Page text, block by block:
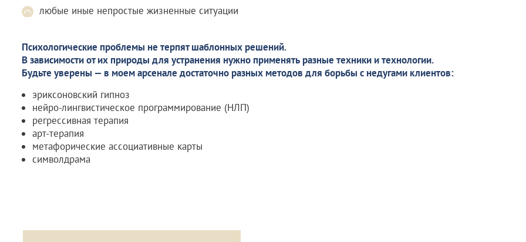
любые иные непростые жизненные ситуации
Психологические проблемы не терпят шаблонных решений.
В зависимости от их природы для устранения нужно применять разные техники и технологии.
Будьте уверены — в моем арсенале достаточно разных методов для борьбы с недугами клиентов:
эриксоновский гипноз
нейро-лингвистическое программирование (НЛП)
регрессивная терапия
арт-терапия
метафорические ассоциативные карты
символдрама